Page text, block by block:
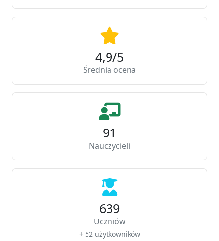
4,9/5
Średnia ocena
91
Nauczycieli
639
Uczniów
+ 52 użytkowników